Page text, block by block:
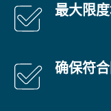
最大限
确保符